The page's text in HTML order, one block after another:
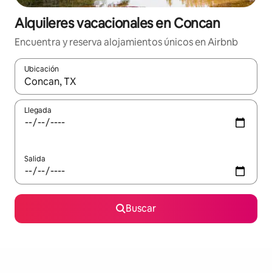
Alquileres vacacionales en Concan
Encuentra y reserva alojamientos únicos en Airbnb
Ubicación
Cuando los resultados estén disponibles, navega con las
Llegada
Salida
Buscar